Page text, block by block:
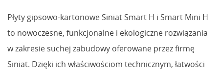
Płyty gipsowo-kartonowe Siniat Smart H i Smart Mini H
to nowoczesne, funkcjonalne i ekologiczne rozwiązania
w zakresie suchej zabudowy oferowane przez firmę
Siniat. Dzięki ich właściwościom technicznym, łatwości